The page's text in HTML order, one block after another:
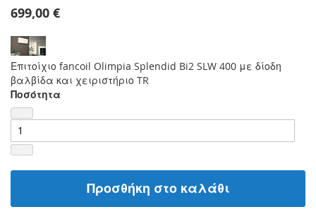
699,00 €
Επιτοίχιο fancoil Olimpia Splendid Bi2 SLW 400 με δίοδη
βαλβίδα και χειριστήριο TR
Ποσότητα
Προσθήκη στο καλάθι